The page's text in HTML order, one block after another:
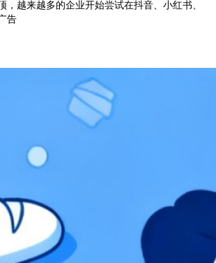
，越来越多的企业开始尝试在抖音、小红书、
告